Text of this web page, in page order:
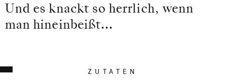
Und es knackt so herrlich, wenn
man hineinbeißt...
ZUTATEN